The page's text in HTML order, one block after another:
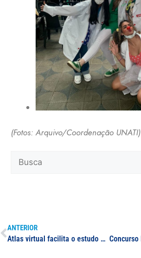
(Fotos: Arquivo/Coordenação UNATI)
ANTERIOR
Atlas virtual facilita o estudo prático de neuroanatomia para estudantes das áreas de Ciências Biológicas e de Saúde; iniciativa faz parte de um projeto de extensão da UNIFAL-MG